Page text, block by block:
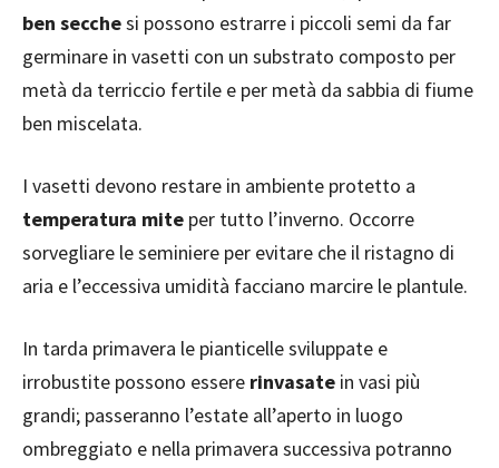
ben secchesi possono estrarre i piccoli semi da far
germinare in vasetti con un substrato composto per
metà da terriccio fertile e per metà da sabbia di fiume
ben miscelata.
I vasetti devono restare in ambiente protetto a
temperatura mite per tutto l’inverno. Occorre
sorvegliare le seminiere per evitare che il ristagno di
aria e l’eccessiva umidità facciano marcire le plantule.
In tarda primavera le pianticelle sviluppate e
irrobustite possono essere rinvasate in vasi più
grandi; passeranno l’estate all’aperto in luogo
ombreggiato e nella primavera successiva potranno